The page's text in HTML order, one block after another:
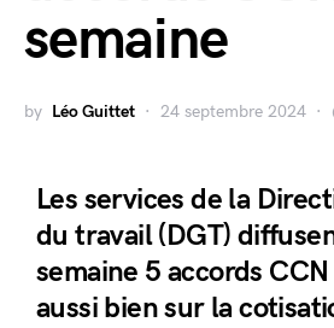
semaine
by Léo Guittet 24 septembre 2024
Les services de la
du travail (DGT)
semaine 5 accords
aussi bien sur la